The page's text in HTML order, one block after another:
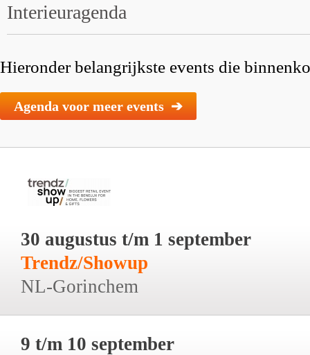
Interieuragenda
Hieronder belangrijkste events die
Agenda voor meer events ➔
30 augustus t/m 1 september
Trendz/Showup
NL-Gorinchem
9 t/m 10 september